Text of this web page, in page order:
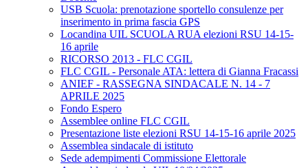
USB Scuola: prenotazione sportello consulenze per
inserimento in prima fascia GPS
Locandina UIL SCUOLA RUA elezioni RSU 14-15-
16 aprile
RICORSO 2013 - FLC CGIL
FLC CGIL - Personale ATA: lettera di Gianna Fracassi
ANIEF - RASSEGNA SINDACALE N. 14 - 7
APRILE 2025
Fondo Espero
Assemblee online FLC CGIL
Presentazione liste elezioni RSU 14-15-16 aprile 2025
Assemblea sindacale di istituto
Sede adempimenti Commissione Elettorale